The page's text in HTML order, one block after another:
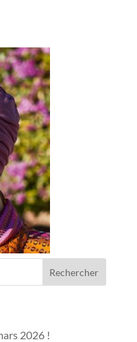
2026 !